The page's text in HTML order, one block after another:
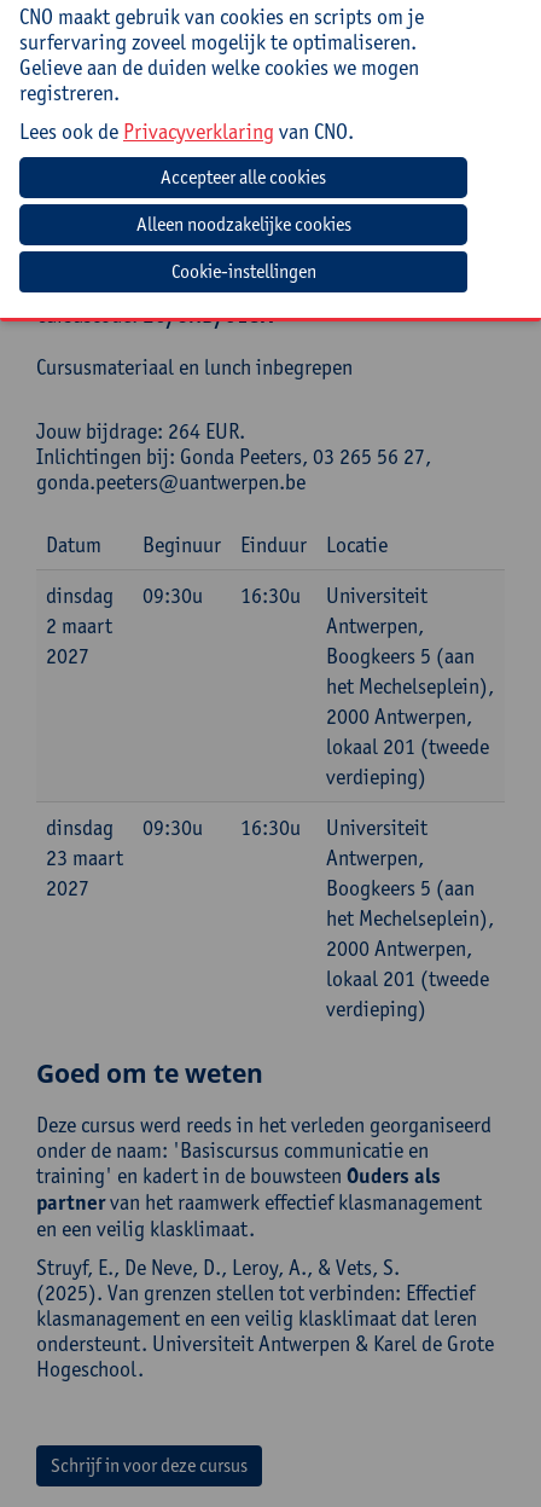
Begeleiding
Ann Geentjens, klinisch psychologe, voormalig
leerkracht psychologie en gesprekstechnieken,
voormalig leerlingenbegeleider, nascholer rond
thema’s communicatie-motivatie-verbinding-angsten-
stress-zelfzorg
Praktisch
Deze cursus loopt over 2 dagen.
Cursuscode:26/OND/018A
Cursusmateriaal en lunch inbegrepen
Jouw bijdrage: 264 EUR.
Inlichtingen bij: Gonda Peeters, 03 265 56 27,
gonda.peeters@uantwerpen.be
Datum Beginuur Einduur
Locatie
dinsdag
2 maart
2027
09:30u 16:30u
Universiteit
Antwerpen,
Boogkeers 5 (aan
het Mechelseplein),
2000 Antwerpen,
lokaal 201 (tweede
verdieping)
dinsdag
23 maart
2027
09:30u 16:30u
Universiteit
Antwerpen,
Boogkeers 5 (aan
het Mechelseplein),
2000 Antwerpen,
lokaal 201 (tweede
verdieping)
Goed om te weten
Deze cursus werd reeds in het verleden georganiseerd
onder de naam: 'Basiscursus communicatie en
training' en kadert in de bouwsteen Ouders als
partnervan het raamwerk effectief klasmanagement
en een veilig klasklimaat.
Struyf, E., De Neve, D., Leroy, A., & Vets, S.
(2025). Van grenzen stellen tot verbinden: Effectief
klasmanagement en een veilig klasklimaat dat leren
ondersteunt. Universiteit Antwerpen & Karel de Grote
Hogeschool.
Schrijf in voor deze cursus
CNO maakt gebruik van cookies en scripts om je
surfervaring zoveel mogelijk te optimaliseren.
Gelieve aan de duiden welke cookies we mogen
registreren.
Lees ook de Privacyverklaring van CNO.
Cookie-instellingen